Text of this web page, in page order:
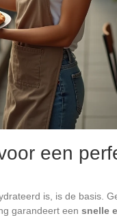
een
is, is de basis.
garandeert een snelle